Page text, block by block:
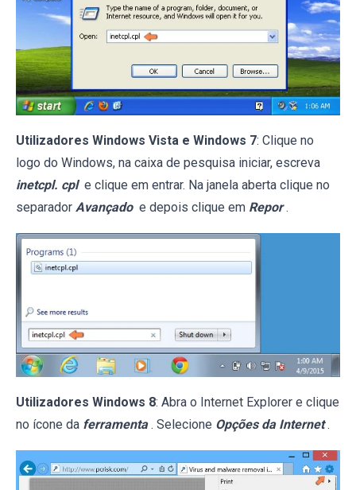
Utilizadores Windows Vista e Windows 7: Clique no
logo do Windows, na caixa de pesquisa iniciar, escreva
inetcpl. cpl e clique em entrar. Na janela aberta clique no
separador Avançado e depois clique em Repor .
Utilizadores Windows 8: Abra o Internet Explorer e clique
no ícone da ferramenta . Selecione Opções da Internet .